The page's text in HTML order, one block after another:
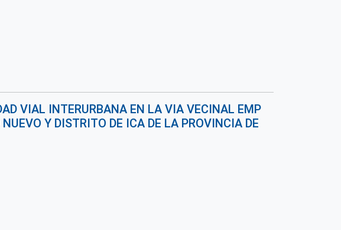
VIAL INTERURBANA EN LA VIA VECINAL EMP
Y DISTRITO DE ICA DE LA PROVINCIA DE